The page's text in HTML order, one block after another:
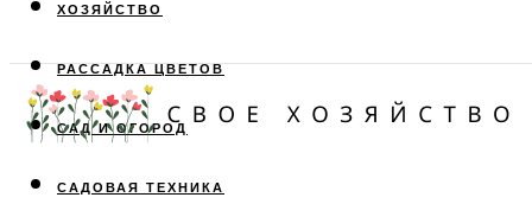
ХОЗЯЙСТВО
РАССАДКА ЦВЕТОВ
САД И ОГОРОД
САДОВАЯ ТЕХНИКА